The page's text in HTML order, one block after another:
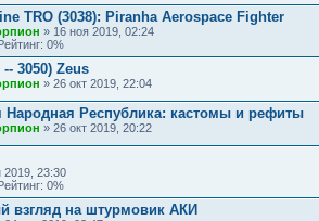
TRO (3038): Piranha Aerospace Fighter
» 16 ноя 2019, 02:24
0%
-- 3050) Zeus
» 26 окт 2019, 22:04
Народная Республика: кастомы и рефиты
» 26 окт 2019, 20:22
2019, 23:30
0%
взгляд на штурмовик АКИ